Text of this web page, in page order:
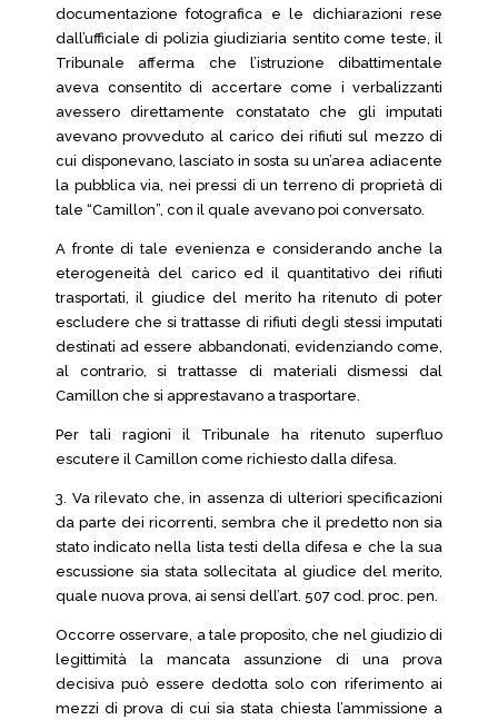
documentazione fotografica e le dichiarazioni rese
dall’ufficiale di polizia giudiziaria sentito come teste, il
Tribunale afferma che l’istruzione dibattimentale
aveva consentito di accertare come i verbalizzanti
avessero direttamente constatato che gli imputati
avevano provveduto al carico dei rifiuti sul mezzo di
cui disponevano, lasciato in sosta su un’area adiacente
la pubblica via, nei pressi di un terreno di proprietà di
tale “Camillon”, con il quale avevano poi conversato.
A fronte di tale evenienza e considerando anche la
eterogeneità del carico ed il quantitativo dei rifiuti
trasportati, il giudice del merito ha ritenuto di poter
escludere che si trattasse di rifiuti degli stessi imputati
destinati ad essere abbandonati, evidenziando come,
al contrario, si trattasse di materiali dismessi dal
Camillon che si apprestavano a trasportare.
Per tali ragioni il Tribunale ha ritenuto superfluo
escutere il Camillon come richiesto dalla difesa.
3. Va rilevato che, in assenza di ulteriori specificazioni
da parte dei ricorrenti, sembra che il predetto non sia
stato indicato nella lista testi della difesa e che la sua
escussione sia stata sollecitata al giudice del merito,
quale nuova prova, ai sensi dell’art. 507 cod. proc. pen.
Occorre osservare, a tale proposito, che nel giudizio di
legittimità la mancata assunzione di una prova
decisiva può essere dedotta solo con riferimento ai
mezzi di prova di cui sia stata chiesta l’ammissione a